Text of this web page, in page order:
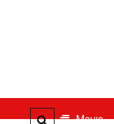
Меню